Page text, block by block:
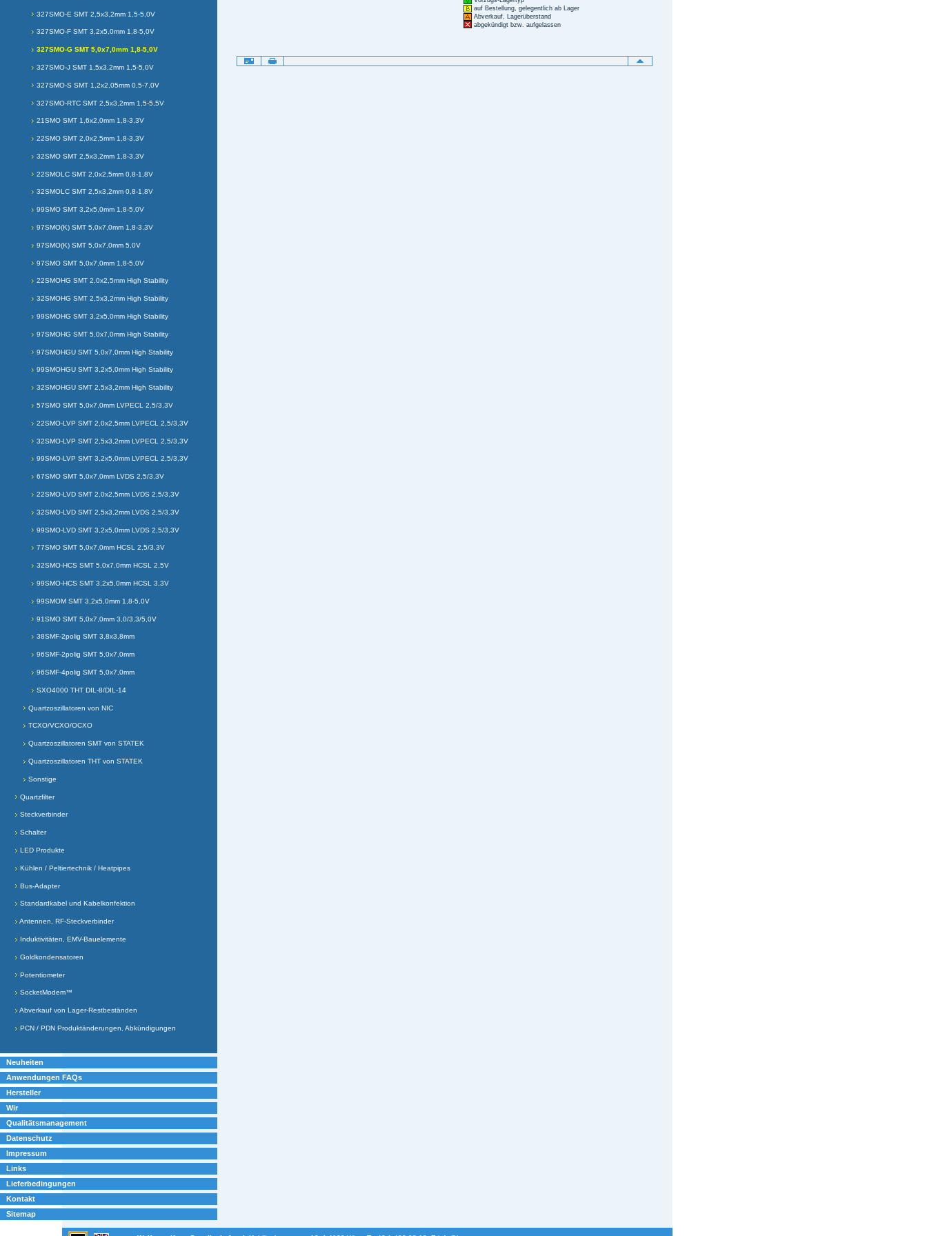
327SMO-E SMT 2,5x3,2mm 1,5-5,0V
327SMO-F SMT 3,2x5,0mm 1,8-5,0V
327SMO-G SMT 5,0x7,0mm 1,8-5,0V
327SMO-J SMT 1,5x3,2mm 1,5-5,0V
327SMO-S SMT 1,2x2,05mm 0,5-7,0V
327SMO-RTC SMT 2,5x3,2mm 1,5-5,5V
21SMO SMT 1,6x2,0mm 1,8-3,3V
22SMO SMT 2,0x2,5mm 1,8-3,3V
32SMO SMT 2,5x3,2mm 1,8-3,3V
22SMOLC SMT 2,0x2,5mm 0,8-1,8V
32SMOLC SMT 2,5x3,2mm 0,8-1,8V
99SMO SMT 3,2x5,0mm 1,8-5,0V
97SMO(K) SMT 5,0x7,0mm 1,8-3,3V
97SMO(K) SMT 5,0x7,0mm 5,0V
97SMO SMT 5,0x7,0mm 1,8-5,0V
22SMOHG SMT 2,0x2,5mm High Stability
32SMOHG SMT 2,5x3,2mm High Stability
99SMOHG SMT 3,2x5,0mm High Stability
97SMOHG SMT 5,0x7,0mm High Stability
97SMOHGU SMT 5,0x7,0mm High Stability
99SMOHGU SMT 3,2x5,0mm High Stability
32SMOHGU SMT 2,5x3,2mm High Stability
57SMO SMT 5,0x7,0mm LVPECL 2,5/3,3V
22SMO-LVP SMT 2,0x2,5mm LVPECL 2,5/3,3V
32SMO-LVP SMT 2,5x3,2mm LVPECL 2,5/3,3V
99SMO-LVP SMT 3,2x5,0mm LVPECL 2,5/3,3V
67SMO SMT 5,0x7,0mm LVDS 2,5/3,3V
22SMO-LVD SMT 2,0x2,5mm LVDS 2,5/3,3V
32SMO-LVD SMT 2,5x3,2mm LVDS 2,5/3,3V
99SMO-LVD SMT 3,2x5,0mm LVDS 2,5/3,3V
77SMO SMT 5,0x7,0mm HCSL 2,5/3,3V
32SMO-HCS SMT 5,0x7,0mm HCSL 2,5V
99SMO-HCS SMT 3,2x5,0mm HCSL 3,3V
99SMOM SMT 3,2x5,0mm 1,8-5,0V
91SMO SMT 5,0x7,0mm 3,0/3,3/5,0V
38SMF-2polig SMT 3,8x3,8mm
96SMF-2polig SMT 5,0x7,0mm
96SMF-4polig SMT 5,0x7,0mm
SXO4000 THT DIL-8/DIL-14
Quartzoszillatoren von NIC
TCXO/VCXO/OCXO
Quartzoszillatoren SMT von STATEK
Quartzoszillatoren THT von STATEK
Sonstige
Quartzfilter
Steckverbinder
Schalter
LED Produkte
Kühlen / Peltiertechnik / Heatpipes
Bus-Adapter
Standardkabel und Kabelkonfektion
Antennen, RF-Steckverbinder
Induktivitäten, EMV-Bauelemente
Goldkondensatoren
Potentiometer
SocketModem™
Abverkauf von Lager-Restbeständen
PCN / PDN Produktänderungen, Abkündigungen
Neuheiten
Anwendungen FAQs
Hersteller
Wir
Qualitätsmanagement
Datenschutz
Impressum
Links
Lieferbedingungen
Kontakt
Sitemap
auf Bestellung, gelegentlich ab Lager
Abverkauf, Lagerüberstand
abgekündigt bzw. aufgelassen
Artikelaktionen